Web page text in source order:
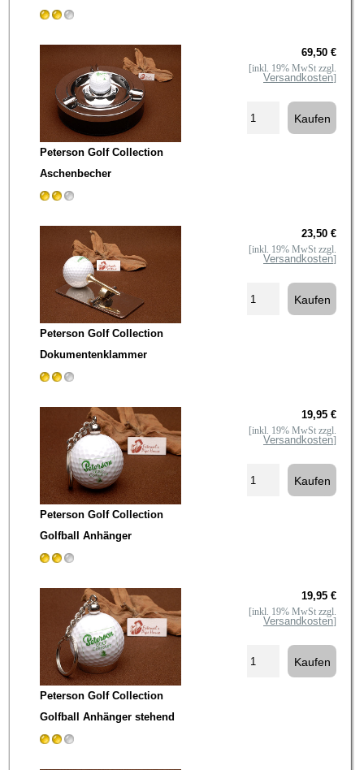
Peterson Golf Collection
Aschenbecher
69,50 €
[inkl. 19% MwSt zzgl.
Versandkosten]
Peterson Golf Collection
Dokumentenklammer
23,50 €
[inkl. 19% MwSt zzgl.
Versandkosten]
Peterson Golf Collection
Golfball Anhänger
19,95 €
[inkl. 19% MwSt zzgl.
Versandkosten]
Peterson Golf Collection
Golfball Anhänger stehend
19,95 €
[inkl. 19% MwSt zzgl.
Versandkosten]